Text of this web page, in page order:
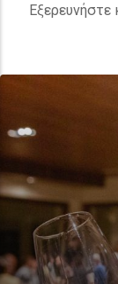
Εξερευνήστε